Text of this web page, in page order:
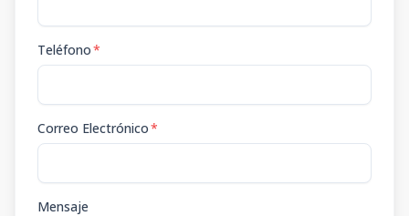
Teléfono*
Correo Electrónico*
Mensaje